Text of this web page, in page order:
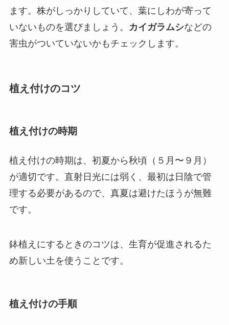
ます。株がしっかりしていて、葉にしわが寄って
いないものを選びましょう。
カイガラムシなどの
害虫がついていないかもチェックします。
植え付けのコツ
植え付けの時期
植え付けの時期は、 初夏から秋頃（５月〜９月）
が適切です。直射日光には弱く、最初は日陰で管
理する必要があるので、真夏は避けたほうが無難
です。
鉢植えにするときのコツは、生育が促進されるた
め新しい土を使うことです。
植え付けの手順